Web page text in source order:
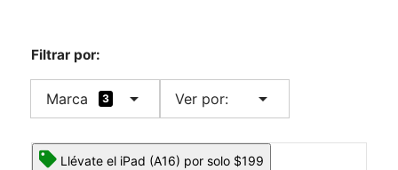
Filtrar por:
Marca 3 arrow_drop_down Ver por: arrow_drop_down
Llévate el iPad (A16) por solo $199